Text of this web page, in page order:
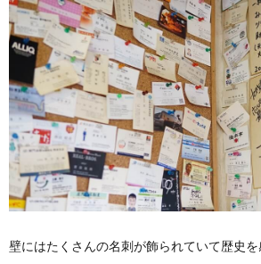
壁にはたくさんの名刺が飾られていて歴史を